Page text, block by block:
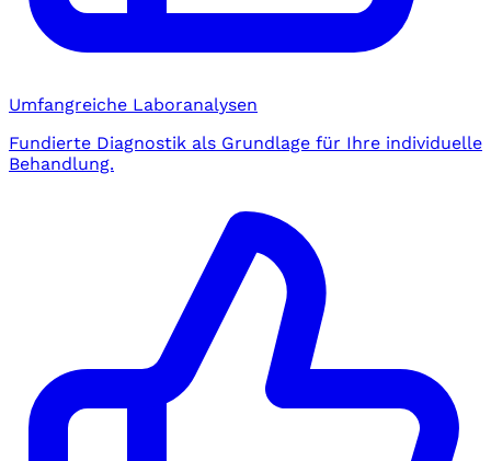
Umfangreiche Laboranalysen
Fundierte Diagnostik als Grundlage für Ihre individuelle
Behandlung.